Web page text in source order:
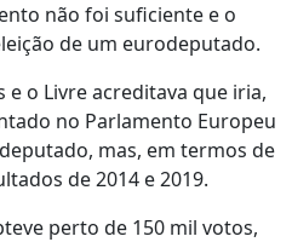
não foi suficiente e o
de um eurodeputado.
e o Livre acreditava que iria,
no Parlamento Europeu
mas, em termos de
de 2014 e 2019.
perto de 150 mil votos,